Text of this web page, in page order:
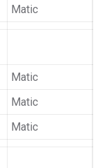
Matic
Matic
Matic
Matic